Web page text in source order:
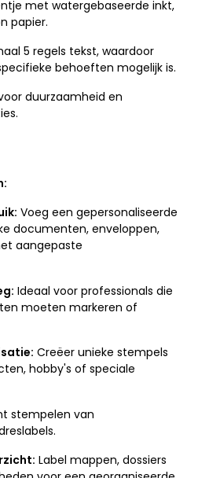
met watergebaseerde inkt,
papier.
5 regels tekst, waardoor
behoeften mogelijk is.
duurzaamheid en
Voeg een gepersonaliseerde
documenten, enveloppen,
aangepaste
Ideaal voor professionals die
moeten markeren of
Creëer unieke stempels
hobby's of speciale
stempelen van
Label mappen, dossiers